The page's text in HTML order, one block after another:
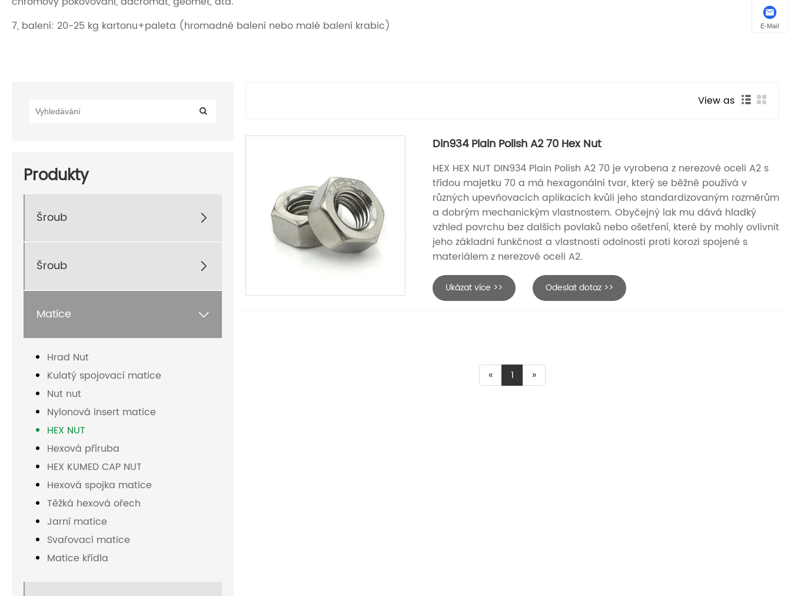
7, balení: 20-25 kg kartonu+paleta (hromadné balení nebo malé balení krabic)
Produkty
Šroub 
Šroub 
Matice 
Hrad Nut
Kulatý spojovací matice
Nut nut
Nylonová insert matice
HEX NUT
Hexová příruba
HEX KUMED CAP NUT
Hexová spojka matice
Těžká hexová ořech
Jarní matice
Svařovací matice
Matice křídla
View as
Din934 Plain Polish A2 70 Hex Nut
HEX HEX NUT DIN934 Plain Polish A2 70 je vyrobena z nerezové oceli A2 s
třídou majetku 70 a má hexagonální tvar, který se běžně používá v
různých upevňovacích aplikacích kvůli jeho standardizovaným rozměrům
a dobrým mechanickým vlastnostem. Obyčejný lak mu dává hladký
vzhled povrchu bez dalších povlaků nebo ošetření, které by mohly ovlivnit
jeho základní funkčnost a vlastnosti odolnosti proti korozi spojené s
materiálem z nerezové oceli A2.
Ukázat více >> Odeslat dotaz >>
« 1 »
E-Mail